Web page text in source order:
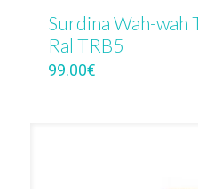
Surdina Wah-wah
Ral TRB5
99.00€